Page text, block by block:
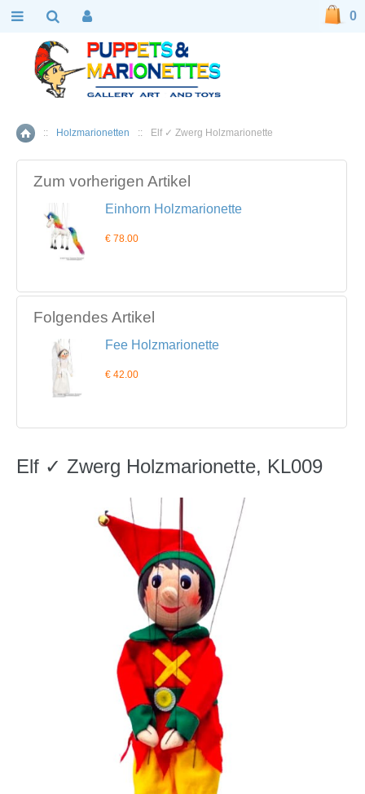
Home
:: Holzmarionetten :: Elf ✓ Zwerg Holzmarionette
Zum vorherigen Artikel
Einhorn Holzmarionette
€ 78.00
Folgendes Artikel
Fee Holzmarionette
€ 42.00
Elf ✓ Zwerg Holzmarionette, KL009
0